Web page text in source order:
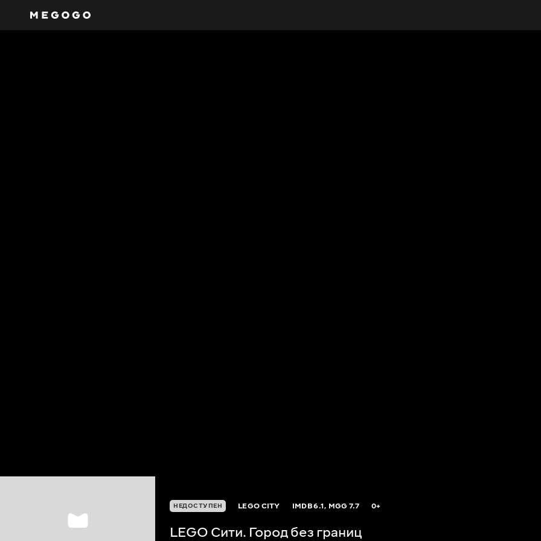
НЕДОСТУПЕН LEGO CITY IMDB6.1, MGG7.7 0+
LEGO Сити. Город без границ